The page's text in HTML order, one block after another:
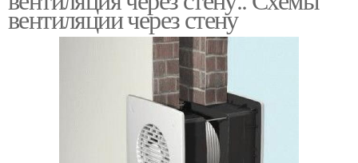
вентиляции через стену